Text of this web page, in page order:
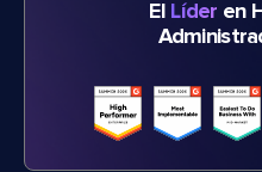
El Líder en